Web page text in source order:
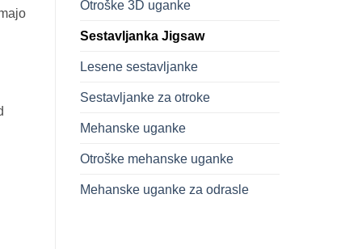
Otroške 3D uganke
Sestavljanka Jigsaw
Lesene sestavljanke
Sestavljanke za otroke
Mehanske uganke
Otroške mehanske uganke
Mehanske uganke za odrasle